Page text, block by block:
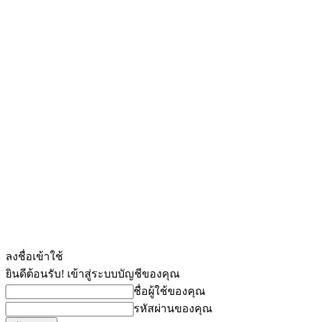
ลงชื่อเข้าใช้
ยินดีต้อนรับ! เข้าสู่ระบบบัญชีของคุณ
ชื่อผู้ใช้ของคุณ
รหัสผ่านของคุณ